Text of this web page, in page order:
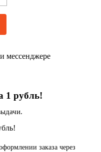
мессенджере
1 рубль!
заказа через